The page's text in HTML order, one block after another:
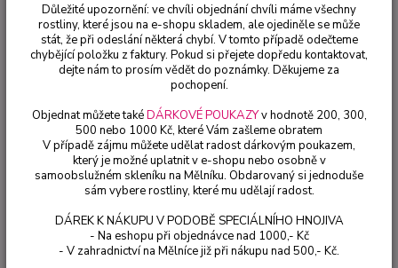
Fuchsie Magellanica Arauco -mrazuvzdorná - cena na prodejně
Magellanica Arauco -
mrazuvzdorná - cena na prodejně
Důležité upozornění: ve chvíli objednání chvíli máme všechny
rostliny, které jsou na e-shopu skladem, ale ojediněle se může
stát, že při odeslání některá chybí. V tomto případě odečteme
chybějící položku z faktury. Pokud si přejete dopředu kontaktovat,
dejte nám to prosím vědět do poznámky. Děkujeme za
pochopení.
Objednat můžete takéDÁRKOVÉ POUKAZYv hodnotě 200, 300,
500 nebo 1000 Kč, které Vám zašleme obratem
V případě zájmu můžete udělat radost dárkovým poukazem,
který je možné uplatnit v e-shopu nebo osobně v
samoobslužném skleníku na Mělníku. Obdarovaný si jednoduše
sám vybere rostliny, které mu udělají radost.
DÁREK K NÁKUPU V PODOBĚ SPECIÁLNÍHO HNOJIVA
- Na eshopu při objednávce nad 1000,- Kč
- V zahradnictví na Mělníce již při nákupu nad 500,- Kč.